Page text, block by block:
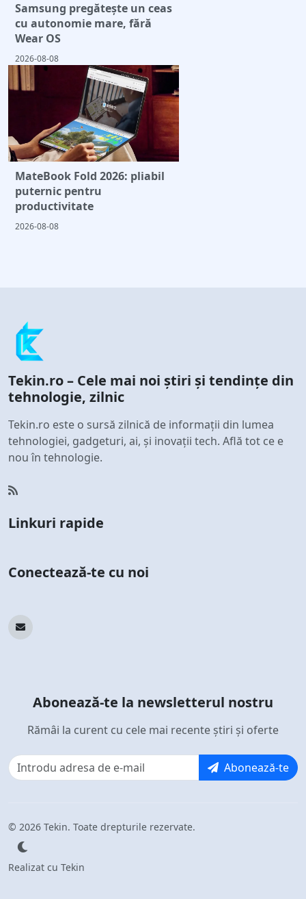
Samsung pregătește un ceas
cu autonomie mare, fără
Wear OS
2026-08-08
MateBook Fold 2026: pliabil
puternic pentru
productivitate
2026-08-08
Tekin.ro – Cele mai noi știri și tendințe din
tehnologie, zilnic
Tekin.ro este o sursă zilnică de informații din lumea
tehnologiei, gadgeturi, ai, și inovații tech. Află tot ce e
nou în tehnologie.
Linkuri rapide
Conectează-te cu noi
Abonează-te la newsletterul nostru
Rămâi la curent cu cele mai recente știri și oferte
Abonează-te
© 2026 Tekin. Toate drepturile rezervate.
Realizat cu Tekin